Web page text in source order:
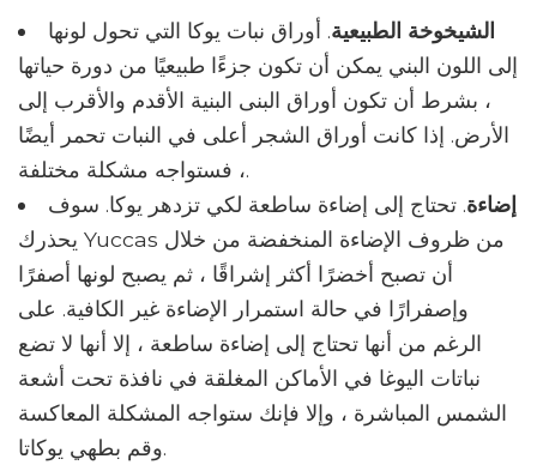
الشيخوخة الطبيعية. أوراق نبات يوكا التي تحول لونها
إلى اللون البني يمكن أن تكون جزءًا طبيعيًا من دورة حياتها
، بشرط أن تكون أوراق البنى البنية الأقدم والأقرب إلى
الأرض. إذا كانت أوراق الشجر أعلى في النبات تحمر أيضًا
، فستواجه مشكلة مختلفة.
إضاءة. تحتاج إلى إضاءة ساطعة لكي تزدهر يوكا. سوف
يحذرك Yuccas من ظروف الإضاءة المنخفضة من خلال
أن تصبح أخضرًا أكثر إشراقًا ، ثم يصبح لونها أصفرًا
وإصفرارًا في حالة استمرار الإضاءة غير الكافية. على
الرغم من أنها تحتاج إلى إضاءة ساطعة ، إلا أنها لا تضع
نباتات اليوغا في الأماكن المغلقة في نافذة تحت أشعة
الشمس المباشرة ، وإلا فإنك ستواجه المشكلة المعاكسة
وقم بطهي يوكاتا.